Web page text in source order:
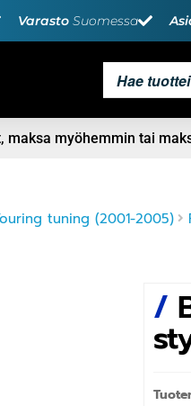
Varasto Suomessa
maksa myöhemmin tai
tuning (2001-2005)
/